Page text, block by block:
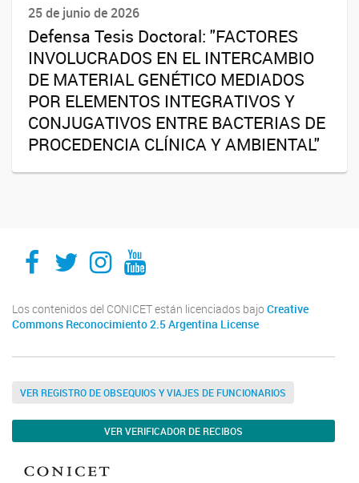
25 de junio de 2026
Defensa Tesis Doctoral: "FACTORES
INVOLUCRADOS EN EL INTERCAMBIO
DE MATERIAL GENÉTICO MEDIADOS
POR ELEMENTOS INTEGRATIVOS Y
CONJUGATIVOS ENTRE BACTERIAS DE
PROCEDENCIA CLÍNICA Y AMBIENTAL"
IMPaM
IMPaM
IMPaMIMPaM
Los contenidos del CONICET están licenciados bajo Creative
Commons Reconocimiento 2.5 Argentina License
VER REGISTRO DE OBSEQUIOS Y VIAJES DE FUNCIONARIOS
VER VERIFICADOR DE RECIBOS